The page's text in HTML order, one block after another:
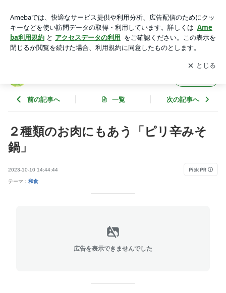
のテーブル便り
アプリをダウンロードして ブログの更新通知
を受け取りまし
ょう。
開く
前の記事へ 一覧 次の記事へ
２種類のお肉にもあう「ピリ辛みそ
鍋」
2023-10-10 14:44:44
テーマ： 和食
広告を表示できませんでした